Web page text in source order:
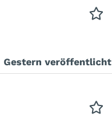
Gestern veröffentlicht